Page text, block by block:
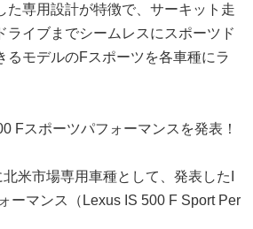
た専用設計が特徴で、サーキット走
ライブまでシームレスにスポーツド
るモデルのFスポーツを各車種にラ
Fスポーツパフォーマンスを発表！
米市場専用車種として、発表したI
ーマンス（Lexus IS 500 F Sport Per